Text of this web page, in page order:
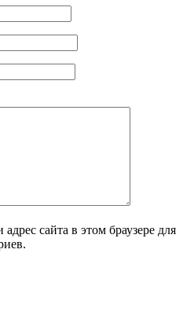
сайта в этом браузере для